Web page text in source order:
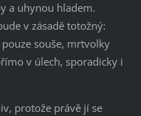
a uhynou hladem.
v zásadě totožný:
souše, mrtvolky
v úlech, sporadicky i
protože právě jí se